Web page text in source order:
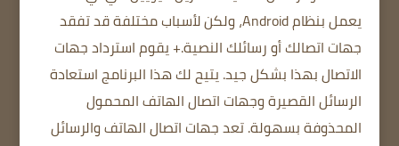
يعمل بنظام Android، ولكن لأسباب مختلفة قد تفقد
جهات اتصالك أو رسائلك النصية.+ يقوم استرداد جهات
الاتصال بهذا بشكل جيد.يتيح لك هذا البرنامجاستعادة
الرسائل القصيرة وجهات اتصالالهاتف المحمول
المحذوفة بسهولة.تعد جهات اتصال الهاتف والرسائل